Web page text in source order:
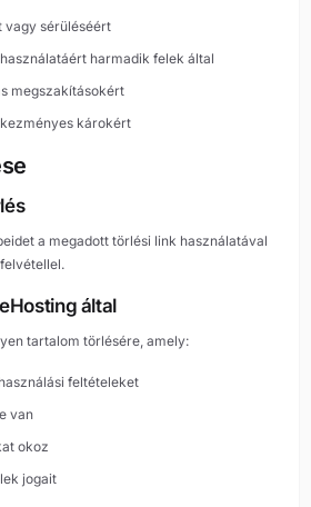
vagy sérüléséért
harmadik felek által
megszakításokért
károkért
a megadott törlési link használatával
által
tartalom törlésére, amely:
feltételeket
van
okoz
jogait